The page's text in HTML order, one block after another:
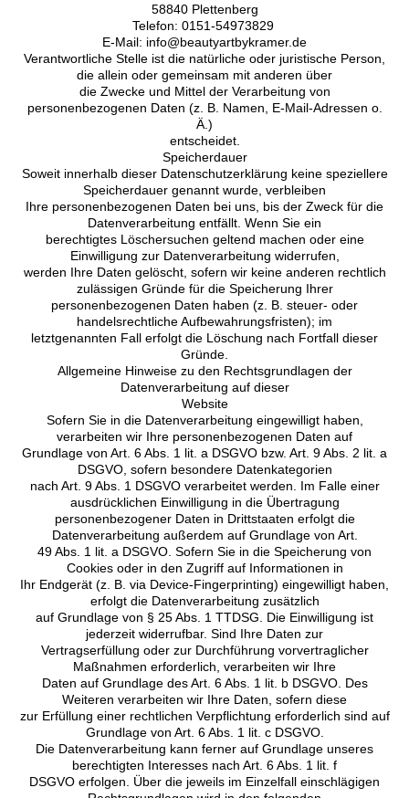
58840 Plettenberg
Telefon: 0151-54973829
E-Mail: info@beautyartbykramer.de
Verantwortliche Stelle ist die natürliche oder juristische Person,
die allein oder gemeinsam mit anderen über
die Zwecke und Mittel der Verarbeitung von
personenbezogenen Daten (z. B. Namen, E-Mail-Adressen o.
Ä.)
entscheidet.
Speicherdauer
Soweit innerhalb dieser Datenschutzerklärung keine speziellere
Speicherdauer genannt wurde, verbleiben
Ihre personenbezogenen Daten bei uns, bis der Zweck für die
Datenverarbeitung entfällt. Wenn Sie ein
berechtigtes Löschersuchen geltend machen oder eine
Einwilligung zur Datenverarbeitung widerrufen,
werden Ihre Daten gelöscht, sofern wir keine anderen rechtlich
zulässigen Gründe für die Speicherung Ihrer
personenbezogenen Daten haben (z. B. steuer- oder
handelsrechtliche Aufbewahrungsfristen); im
letztgenannten Fall erfolgt die Löschung nach Fortfall dieser
Gründe.
Allgemeine Hinweise zu den Rechtsgrundlagen der
Datenverarbeitung auf dieser
Website
Sofern Sie in die Datenverarbeitung eingewilligt haben,
verarbeiten wir Ihre personenbezogenen Daten auf
Grundlage von Art. 6 Abs. 1 lit. a DSGVO bzw. Art. 9 Abs. 2 lit. a
DSGVO, sofern besondere Datenkategorien
nach Art. 9 Abs. 1 DSGVO verarbeitet werden. Im Falle einer
ausdrücklichen Einwilligung in die Übertragung
personenbezogener Daten in Drittstaaten erfolgt die
Datenverarbeitung außerdem auf Grundlage von Art.
49 Abs. 1 lit. a DSGVO. Sofern Sie in die Speicherung von
Cookies oder in den Zugriff auf Informationen in
Ihr Endgerät (z. B. via Device-Fingerprinting) eingewilligt haben,
erfolgt die Datenverarbeitung zusätzlich
auf Grundlage von § 25 Abs. 1 TTDSG. Die Einwilligung ist
jederzeit widerrufbar. Sind Ihre Daten zur
Vertragserfüllung oder zur Durchführung vorvertraglicher
Maßnahmen erforderlich, verarbeiten wir Ihre
Daten auf Grundlage des Art. 6 Abs. 1 lit. b DSGVO. Des
Weiteren verarbeiten wir Ihre Daten, sofern diese
zur Erfüllung einer rechtlichen Verpflichtung erforderlich sind auf
Grundlage von Art. 6 Abs. 1 lit. c DSGVO.
Die Datenverarbeitung kann ferner auf Grundlage unseres
berechtigten Interesses nach Art. 6 Abs. 1 lit. f
DSGVO erfolgen. Über die jeweils im Einzelfall einschlägigen